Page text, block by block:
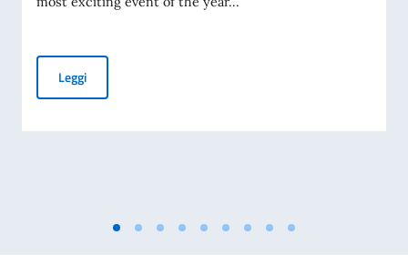
LeggiEvento "Bike Week Italy" - 14 Maggio 2023